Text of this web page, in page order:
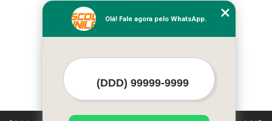
Missão
Mapa do site
Olá! Fale agora pelo WhatsApp.